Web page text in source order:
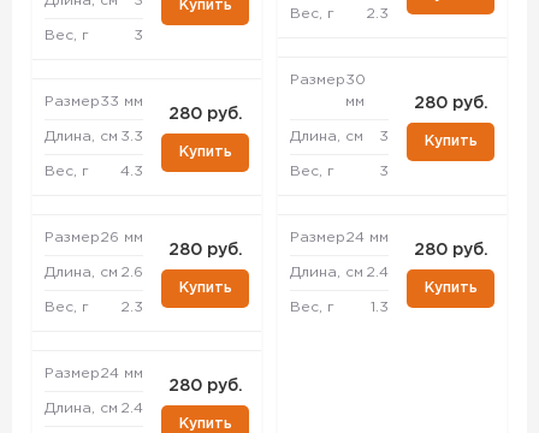
Вес, г 3
Купить
Размер33 мм
Длина, см 3.3
Вес, г 4.3
280 руб.
Купить
Размер26 мм
Длина, см 2.6
Вес, г 2.3
280 руб.
Купить
Размер24 мм
Длина, см 2.4
280 руб.
Купить
Вес, г 2.3
Размер30
мм
Длина, см 3
Вес, г 3
280 руб.
Купить
Размер24 мм
Длина, см 2.4
Вес, г 1.3
280 руб.
Купить